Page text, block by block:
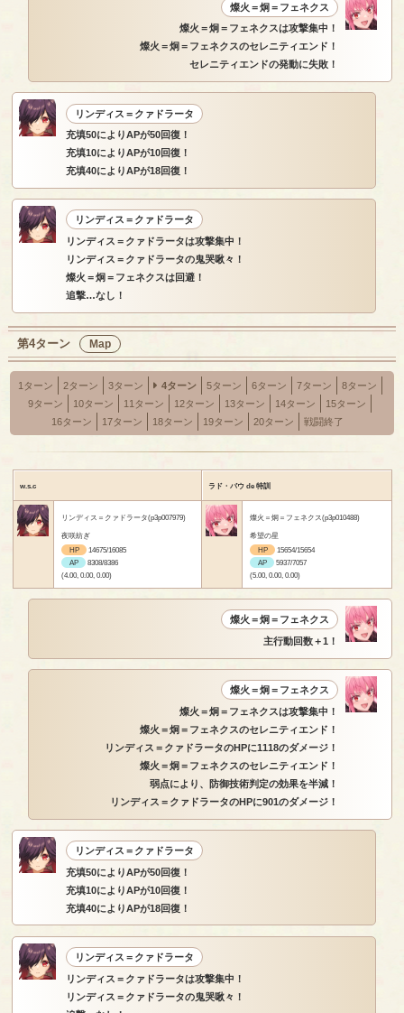
燦火＝炯＝フェネクス
燦火＝炯＝フェネクスは攻撃集中！
燦火＝炯＝フェネクスのセレニティエンド！
セレニティエンドの発動に失敗！
リンディス＝クァドラータ
充填50によりAPが50回復！
充填10によりAPが10回復！
充填40によりAPが18回復！
リンディス＝クァドラータ
リンディス＝クァドラータは攻撃集中！
リンディス＝クァドラータの鬼哭啾々！
燦火＝炯＝フェネクスは回避！
追撃…なし！
第4ターン Map
1ターン 2ターン 3ターン 4ターン 5ターン 6ターン 7ターン
8ターン
9ターン
10ターン 11ターン 12ターン 13ターン 14ターン
15ターン
16ターン
17ターン 18ターン 19ターン 20ターン 戦闘終了
w.s.c ラド・バウ de 特訓
リンディス＝クァドラータ(p3p007979)
夜咲紡ぎ
HP
14675/16085
AP
8308/8386
(4.00, 0.00, 0.00)
燦火＝炯＝フェネクス(p3p010488)
希望の星
HP
15654/15654
AP
5937/7057
(5.00, 0.00, 0.00)
燦火＝炯＝フェネクス
主行動回数＋1！
燦火＝炯＝フェネクス
燦火＝炯＝フェネクスは攻撃集中！
燦火＝炯＝フェネクスのセレニティエンド！
リンディス＝クァドラータのHPに1118のダメージ！
燦火＝炯＝フェネクスのセレニティエンド！
弱点により、防御技術判定の効果を半減！
リンディス＝クァドラータのHPに901のダメージ！
リンディス＝クァドラータ
充填50によりAPが50回復！
充填10によりAPが10回復！
充填40によりAPが18回復！
リンディス＝クァドラータ
リンディス＝クァドラータは攻撃集中！
リンディス＝クァドラータの鬼哭啾々！